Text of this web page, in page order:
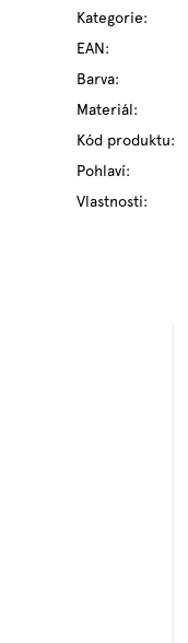
Kategorie:
EAN:
Barva:
Materiál:
Kód produktu:
Pohlaví:
Vlastnosti: